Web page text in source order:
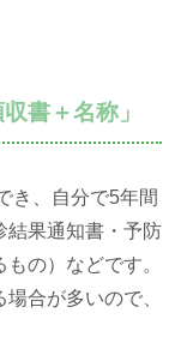
書＋名称」
き、自分で5年間
結果通知書・予防
の）などです。
合が多いので、